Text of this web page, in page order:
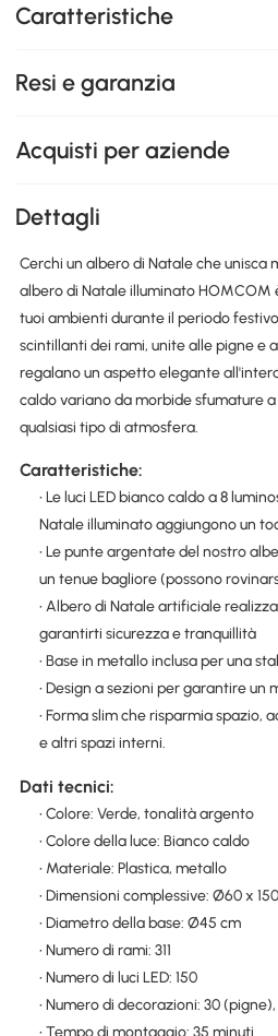
Caratteristiche
Resi e garanzia
Acquisti per aziende
Dettagli
Cerchi un albero di Natale che unisca
albero di Natale illuminato HOMCOM
tuoi ambienti durante il periodo
scintillanti dei rami, unite alle pigne e
regalano un aspetto elegante
caldo variano da morbide sfumature
qualsiasi tipo di atmosfera.
Caratteristiche:
• Le luci LED bianco caldo a 8
Natale illuminato aggiungono un
• Le punte argentate del nostro
un tenue bagliore (possono
• Albero di Natale artificiale
garantirti sicurezza e tranquillità
• Base in metallo inclusa per una
• Design a sezioni per garantire
• Forma slim che risparmia spazio,
e altri spazi interni.
Dati tecnici:
• Colore: Verde, tonalità argento
• Colore della luce: Bianco caldo
• Materiale: Plastica, metallo
• Dimensioni complessive: Ø60 x
• Diametro della base: Ø45 cm
• Numero di rami: 311
• Numero di luci LED: 150
• Numero di decorazioni: 30
• Tempo di montaggio: 35 minuti